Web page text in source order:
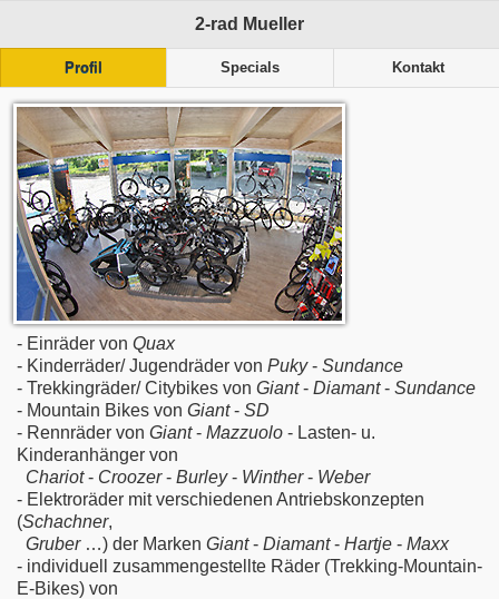
2-rad Mueller
Profil Specials Kontakt
- Einräder von Quax
- Kinderräder/ Jugendräder von Puky- Sundance
- Trekkingräder/ Citybikes von Giant- Diamant- Sundance
- Mountain Bikes von Giant- SD
- Rennräder von Giant- Mazzuolo - Lasten- u.
Kinderanhänger von
Chariot- Croozer- Burley- Winther- Weber
- Elektroräder mit verschiedenen Antriebskonzepten
(Schachner,
Gruber …) der Marken Giant- Diamant- Hartje - Maxx
- individuell zusammengestellte Räder (Trekking-Mountain-
E-Bikes) von